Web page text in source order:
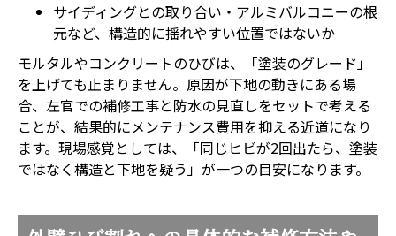
サイディングとの取り合い・アルミバルコニーの根
元など、構造的に揺れやすい位置ではないか
モルタルやコンクリートのひびは、「塗装のグレード」
を上げても止まりません。原因が下地の動きにある場
合、左官での補修工事と防水の見直しをセットで考える
ことが、結果的にメンテナンス費用を抑える近道になり
ます。現場感覚としては、「同じヒビが2回出たら、塗装
ではなく構造と下地を疑う」が一つの目安になります。